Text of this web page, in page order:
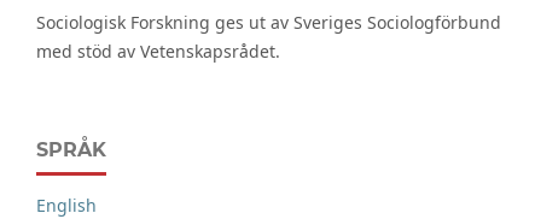
Sociologisk Forskning ges ut av Sveriges Sociologförbund
med stöd av Vetenskapsrådet.
SPRÅK
English